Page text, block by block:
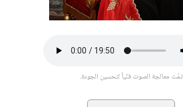
تمّت معالجة الصوت فنّياً لتحسين الجودة.